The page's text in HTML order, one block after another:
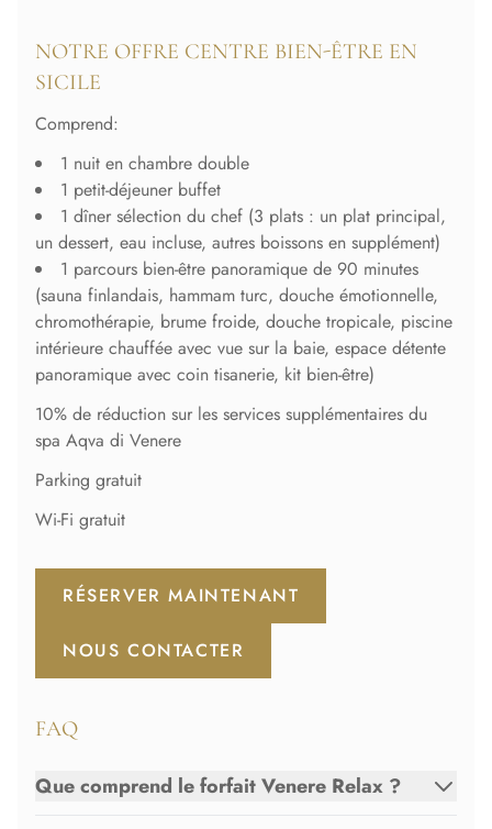
NOTRE OFFRE CENTRE BIEN-ÊTRE EN
SICILE
Comprend:
1 nuit en chambre double
1 petit-déjeuner buffet
1 dîner sélection du chef (3 plats : un plat principal,
un dessert, eau incluse, autres boissons en supplément)
1 parcours bien-être panoramique de 90 minutes
(sauna finlandais, hammam turc, douche émotionnelle,
chromothérapie, brume froide, douche tropicale, piscine
intérieure chauffée avec vue sur la baie, espace détente
panoramique avec coin tisanerie, kit bien-être)
10% de réduction sur les services supplémentaires du
spa Aqva di Venere
Parking gratuit
Wi-Fi gratuit
RÉSERVER MAINTENANT
NOUS CONTACTER
FAQ
Que comprend le forfait Venere Relax ?